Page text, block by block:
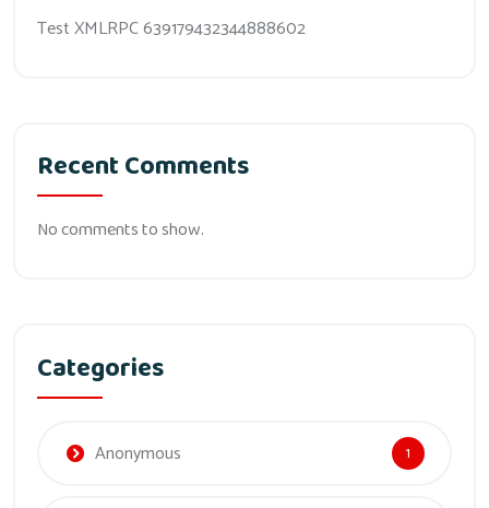
Test XMLRPC 639179432344888602
Recent Comments
No comments to show.
Categories
Anonymous 1